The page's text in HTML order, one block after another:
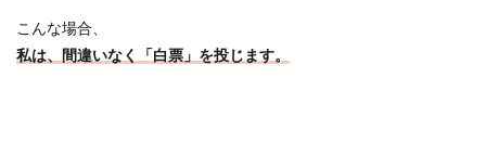
こんな場合、
私は、間違いなく「白票」を投じます。